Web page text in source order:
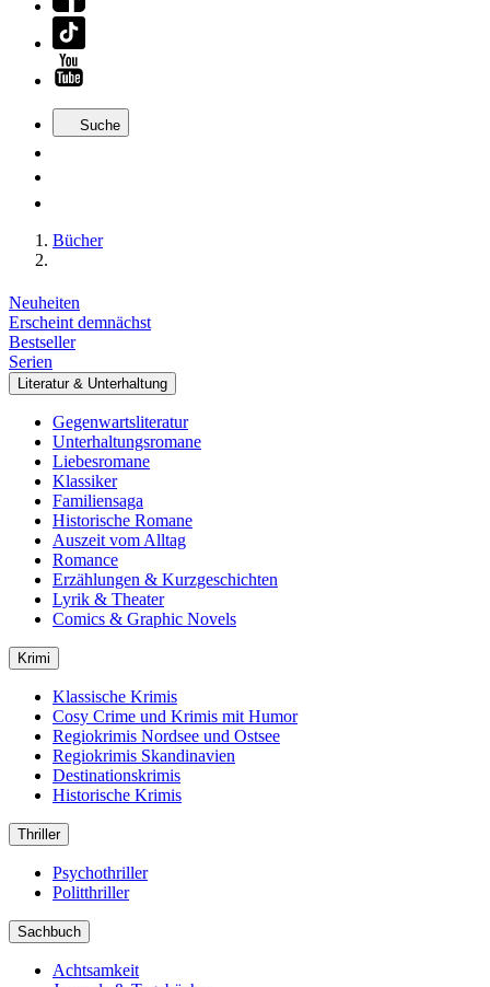
Suche
Bücher
Neuheiten
Erscheint demnächst
Bestseller
Serien
Literatur & Unterhaltung
Gegenwartsliteratur
Unterhaltungsromane
Liebesromane
Klassiker
Familiensaga
Historische Romane
Auszeit vom Alltag
Romance
Erzählungen & Kurzgeschichten
Lyrik & Theater
Comics & Graphic Novels
Krimi
Klassische Krimis
Cosy Crime und Krimis mit Humor
Regiokrimis Nordsee und Ostsee
Regiokrimis Skandinavien
Destinationskrimis
Historische Krimis
Thriller
Psychothriller
Politthriller
Sachbuch
Achtsamkeit